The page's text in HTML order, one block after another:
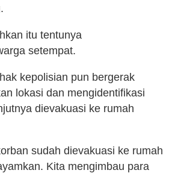
itu tentunya
setempat.
kepolisian pun bergerak
lokasi dan mengidentifikasi
dievakuasi ke rumah
sudah dievakuasi ke rumah
Kita mengimbau para